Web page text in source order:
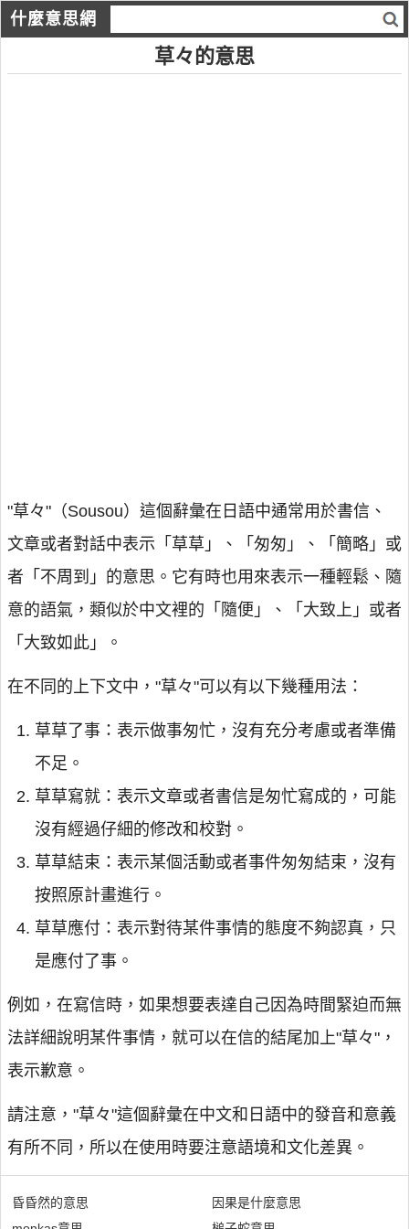
什麼意思網
草々的意思
"草々"（Sousou）這個辭彙在日語中通常用於書信、
文章或者對話中表示「草草」、「匆匆」、「簡略」或
者「不周到」的意思。它有時也用來表示一種輕鬆、隨
意的語氣，類似於中文裡的「隨便」、「大致上」或者
「大致如此」。
在不同的上下文中，"草々"可以有以下幾種用法：
草草了事：表示做事匆忙，沒有充分考慮或者準備
不足。
草草寫就：表示文章或者書信是匆忙寫成的，可能
沒有經過仔細的修改和校對。
草草結束：表示某個活動或者事件匆匆結束，沒有
按照原計畫進行。
草草應付：表示對待某件事情的態度不夠認真，只
是應付了事。
例如，在寫信時，如果想要表達自己因為時間緊迫而無
法詳細說明某件事情，就可以在信的結尾加上"草々"，
表示歉意。
請注意，"草々"這個辭彙在中文和日語中的發音和意義
有所不同，所以在使用時要注意語境和文化差異。
昏昏然的意思
因果是什麼意思